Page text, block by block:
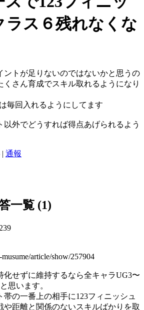
ラス６残れなくな
ントが足りないのではないかと思うの
くさん育成でスキル取れるようになり
毎回入れるようにしてます
以外でどうすれば得点あげられるよう
通報
一覧 (1)
article/show/257904
化せずに維持するなら全キャラUG3〜
思います。
の一番上の相手に123フィニッシュ
や距離と関係のないスキルばかりを取